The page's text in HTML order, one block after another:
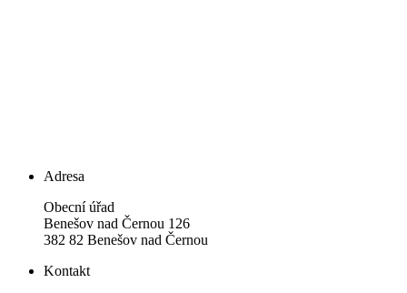
Adresa
Obecní úřad
Benešov nad Černou 126
382 82 Benešov nad Černou
Kontakt